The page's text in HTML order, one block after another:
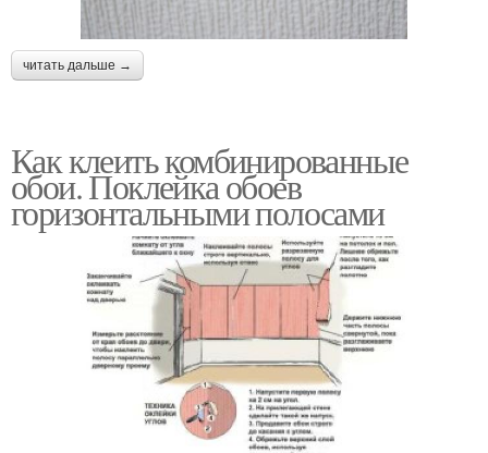
читать дальше →
Как клеить комбинированные
обои. Поклейка обоев
горизонтальными полосами